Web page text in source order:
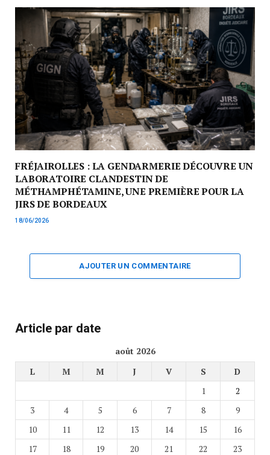
FRÉJAIROLLES : LA GENDARMERIE DÉCOUVRE UN
LABORATOIRE CLANDESTIN DE
MÉTHAMPHÉTAMINE, UNE PREMIÈRE POUR LA
JIRS DE BORDEAUX
18/06/2026
AJOUTER UN COMMENTAIRE
Article par date
août 2026
L
M M J V S
D
1
2
3
4 5 6 7 8
9
10
11 12 13 14 15
16
17
18 19 20 21 22
23